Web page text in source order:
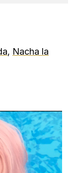
, Nacha la